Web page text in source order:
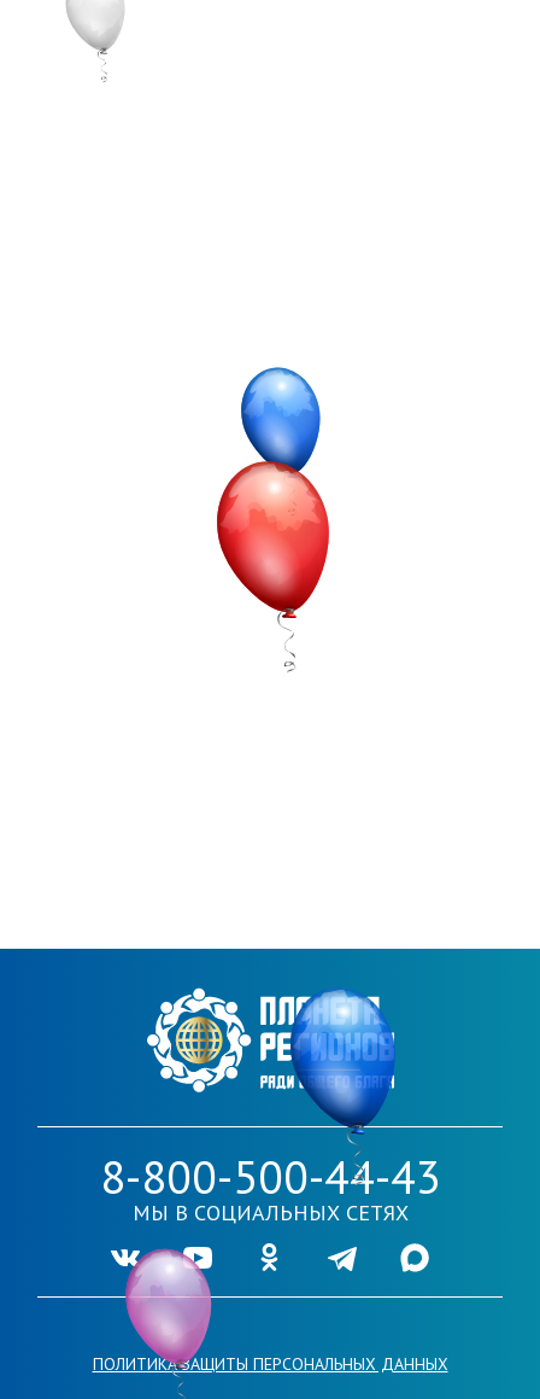
8-800-500-44-43
МЫ В СОЦИАЛЬНЫХ СЕТЯХ
Ссылка на нашу группу во VKontakte
Ссылка на наш канал в Youtube
Ссылка на нашу группу в
Ссылка на наш канал в
Ссылка на наш
ПОЛИТИКА ЗАЩИТЫ ПЕРСОНАЛЬНЫХ ДАННЫХ